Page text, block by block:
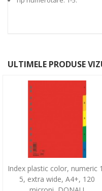
ULTIMELE PRODUSE
Index plastic color, numeric
5, extra wide, A4+, 120